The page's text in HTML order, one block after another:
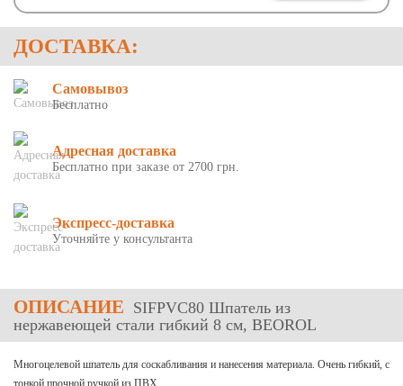
ДОСТАВКА:
Самовывоз
Бесплатно
Адресная доставка
Бесплатно при заказе от 2700 грн.
Экспресс-доставка
Уточняйте у консультанта
ОПИСАНИЕ SIFPVC80 Шпатель из
нержавеющей стали гибкий 8 см, BEOROL
Многоцелевой шпатель для соскабливания и нанесения материала. Очень гибкий, с
тонкой прочной ручкой из ПВХ.